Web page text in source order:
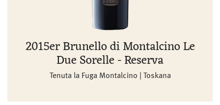
2015er Brunello di Montalcino Le
Due Sorelle - Reserva
Tenuta la Fuga Montalcino | Toskana